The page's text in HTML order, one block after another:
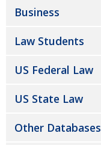
Business
Law Students
US Federal Law
US State Law
Other Databases